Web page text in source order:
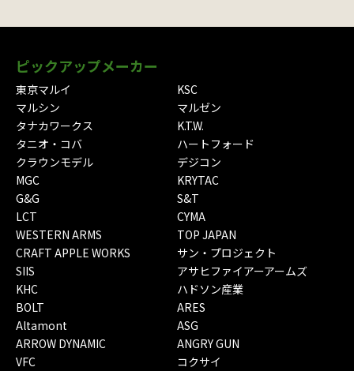
ピックアップメーカー
東京マルイ
KSC
マルシン
マルゼン
タナカワークス
K.T.W.
タニオ・コバ
ハートフォード
クラウンモデル
デジコン
MGC
KRYTAC
G&G
S&T
LCT
CYMA
WESTERN ARMS
TOP JAPAN
CRAFT APPLE WORKS
サン・プロジェクト
SIIS
アサヒファイアーアームズ
KHC
ハドソン産業
BOLT
ARES
Altamont
ASG
ARROW DYNAMIC
ANGRY GUN
VFC
コクサイ